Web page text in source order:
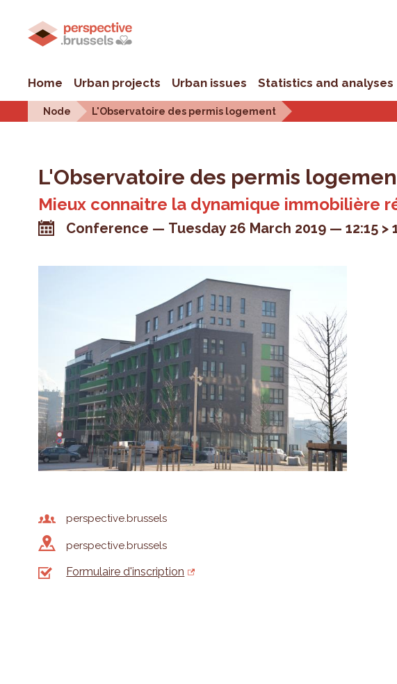
Home Urban projects Urban issues Statistics and analyses
Node L'Observatoire des permis logement
L'Observatoire des permis
Mieux connaitre la dynamique immobilière
Conference Tuesday 26 March 2019 12:15 >
perspective.brussels
perspective.brussels
Formulaire d'inscription